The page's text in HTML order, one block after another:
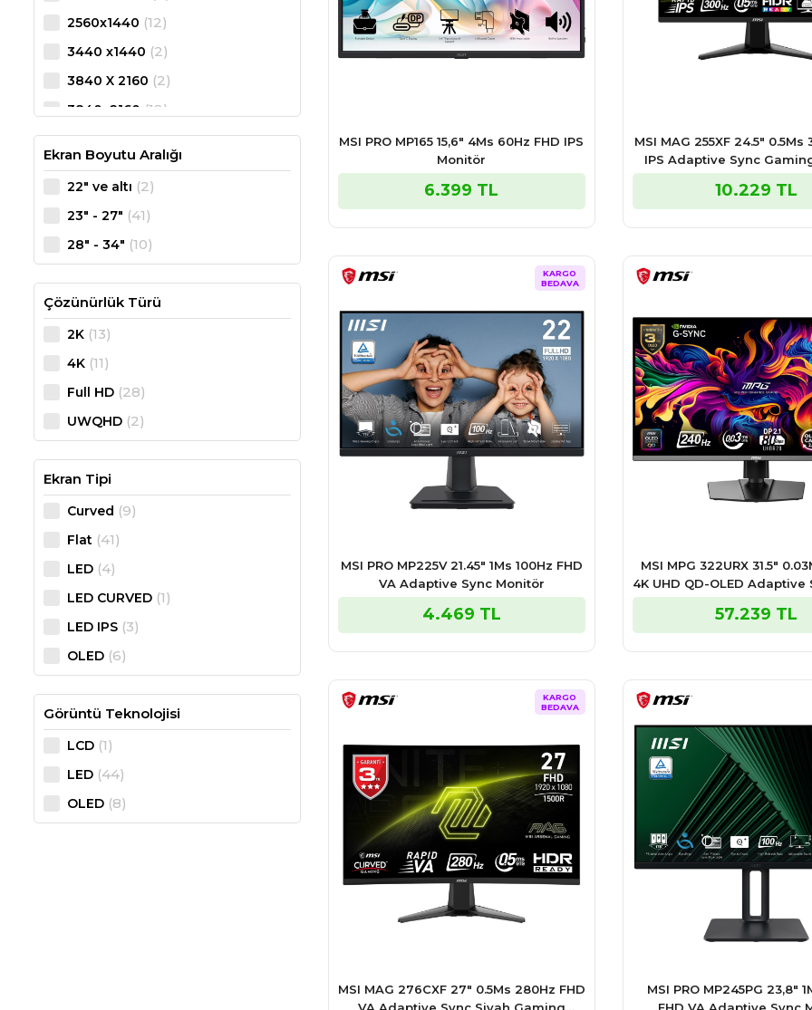
2560x1440 (12)
3440 x1440 (2)
3840 X 2160 (2)
3840x2160 (12)
5120 X 1440 (1)
Ekran Boyutu Aralığı
22" ve altı (2)
23" - 27" (41)
28" - 34" (10)
Çözünürlük Türü
2K (13)
4K (11)
Full HD (28)
UWQHD (2)
Ekran Tipi
Curved (9)
Flat (41)
LED (4)
LED CURVED (1)
LED IPS (3)
OLED (6)
Görüntü Teknolojisi
LCD (1)
LED (44)
OLED (8)
MSI PRO MP165 15,6" 4Ms 60Hz FHD IPS
Monitör
6.399 TL
MSI MAG 255XF 24.5″ 0.5Ms
IPS Adaptive Sync
10.229 TL
MSI PRO MP225V 21.45″ 1Ms 100Hz FHD
VA Adaptive Sync Monitör
4.469 TL
KARGO
BEDAVA
MSI MPG 322URX 31.5″
4K UHD QD-OLED Adaptive
Gaming Monitör
57.239 TL
MSI MAG 276CXF 27″ 0.5Ms 280Hz FHD
KARGO
BEDAVA
MSI PRO MP245PG 23,8″